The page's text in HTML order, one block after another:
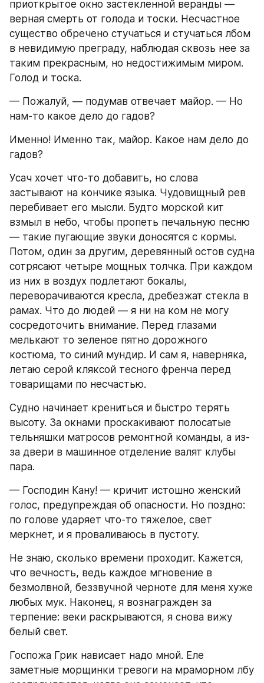
приоткрытое окно застекленной веранды —
верная смерть от голода и тоски. Несчастное
существо обречено стучаться и стучаться лбом
в невидимую преграду, наблюдая сквозь нее за
таким прекрасным, но недостижимым миром.
Голод и тоска.
— Пожалуй, — подумав отвечает майор. — Но
нам-то какое дело до гадов?
Именно! Именно так, майор. Какое нам дело до
гадов?
Усач хочет что-то добавить, но слова
застывают на кончике языка. Чудовищный рев
перебивает его мысли. Будто морской кит
взмыл в небо, чтобы пропеть печальную песню
— такие пугающие звуки доносятся с кормы.
Потом, один за другим, деревянный остов судна
сотрясают четыре мощных толчка. При каждом
из них в воздух подлетают бокалы,
переворачиваются кресла, дребезжат стекла в
рамах. Что до людей — я ни на ком не могу
сосредоточить внимание. Перед глазами
мелькают то зеленое пятно дорожного
костюма, то синий мундир. И сам я, наверняка,
летаю серой кляксой тесного френча перед
товарищами по несчастью.
Судно начинает крениться и быстро терять
высоту. За окнами проскакивают полосатые
тельняшки матросов ремонтной команды, а из-
за двери в машинное отделение валят клубы
пара.
— Господин Кану! — кричит истошно женский
голос, предупреждая об опасности. Но поздно:
по голове ударяет что-то тяжелое, свет
меркнет, и я проваливаюсь в пустоту.
Не знаю, сколько времени проходит. Кажется,
что вечность, ведь каждое мгновение в
безмолвной, беззвучной черноте для меня хуже
любых мук. Наконец, я вознагражден за
терпение: веки раскрываются, я снова вижу
белый свет.
Госпожа Грик нависает надо мной. Еле
заметные морщинки тревоги на мраморном лбу